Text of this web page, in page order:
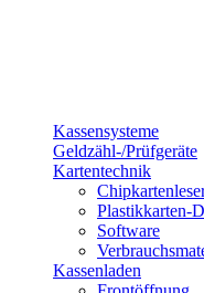
Kassensysteme
Geldzähl-/Prüfgeräte
Kartentechnik
Plastikkarten-
Software
Kassenladen